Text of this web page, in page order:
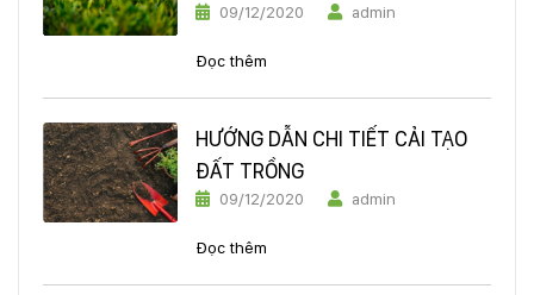
09/12/2020 admin
Đọc thêm
HƯỚNG DẪN CHI TIẾT CẢI TẠO
ĐẤT TRỒNG
09/12/2020 admin
Đọc thêm